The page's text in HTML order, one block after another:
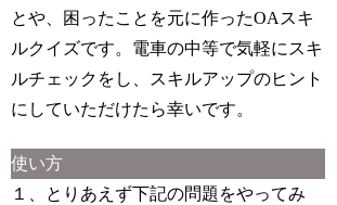
とや、困ったことを元に作ったOAスキ
ルクイズです。電車の中等で気軽にスキ
ルチェックをし、スキルアップのヒント
にしていただけたら幸いです。
使い方
１、とりあえず下記の問題をやってみ